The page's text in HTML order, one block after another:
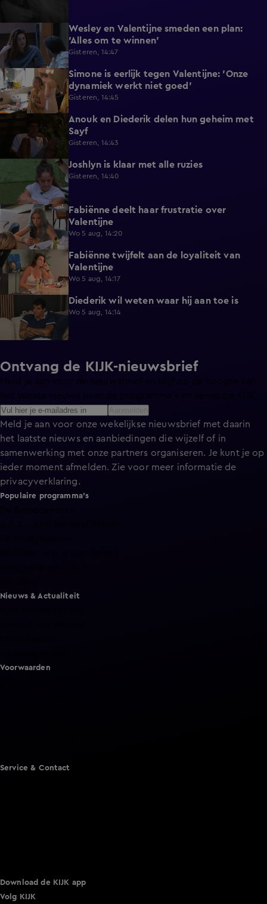
0:26
Wesley en Valentijne smeden een plan:
'Alles om te winnen'
Gisteren, 14:47
1:12
Simone is eerlijk tegen Valentijne: 'Onze
dynamiek werkt niet goed'
Gisteren, 14:45
0:48
Anouk en Diederik delen hun geheim met
Sayf
Gisteren, 14:43
Joshlyn is klaar met alle ruzies
Gisteren, 14:40
0:29
Fabiënne deelt haar frustratie over
Valentijne
Wo 5 aug, 14:20
0:58
Fabiënne twijfelt aan de loyaliteit van
Valentijne
Wo 5 aug, 14:17
Diederik wil weten waar hij aan toe is
Wo 5 aug, 14:14
Ontvang de KIJK-nieuwsbrief
Meld je aan voor onze wekelijkse nieuwsbrief met daarin
het laatste nieuws en aanbiedingen die wijzelf of in
samenwerking met onze partners organiseren. Je kunt je op
ieder moment afmelden. Zie voor meer informatie de
privacyverklaring.
Populaire programma's
Nieuws & Actualiteit
Voorwaarden
Service & Contact
Download de KIJK app
Volg KIJK